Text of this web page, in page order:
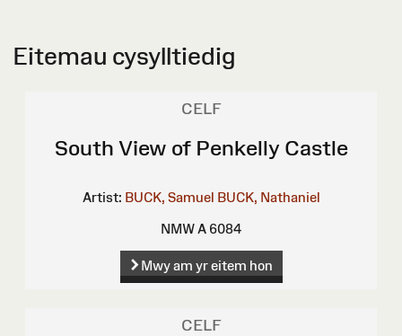
Eitemau cysylltiedig
CELF
South View of Penkelly Castle
Artist: BUCK, Samuel BUCK, Nathaniel
NMW A 6084
Mwy am yr eitem hon
CELF